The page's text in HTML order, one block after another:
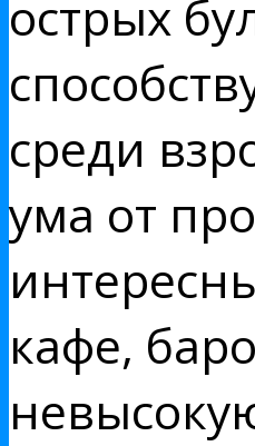
острых
среди
ума от
кафе,